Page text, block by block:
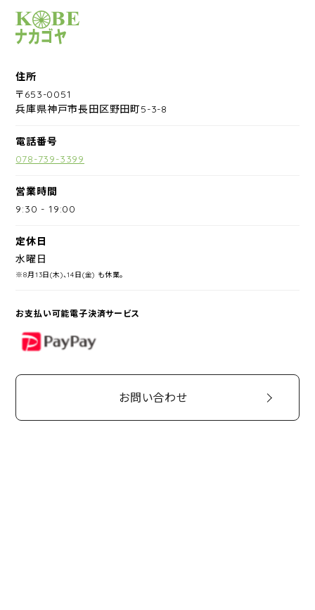
サイクルショップナカゴヤ
住所
〒653-0051
兵庫県神戸市長田区野田町5-3-8
電話番号
078-739-3399
営業時間
9:30 -19:00
定休日
水曜日
※8月13日(木)、14日(金) も休業。
お支払い可能電子決済サービス
PayPay
お問い合わせ